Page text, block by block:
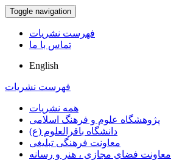
Toggle navigation
فهرست نشریات
تماس با ما
English
فهرست نشریات
همه نشریات
پژوهشگاه علوم و فرهنگ اسلامی
دانشگاه باقرالعلوم (ع)
معاونت فرهنگی تبلیغی
معاونت فضای مجازی ، هنر و رسانه